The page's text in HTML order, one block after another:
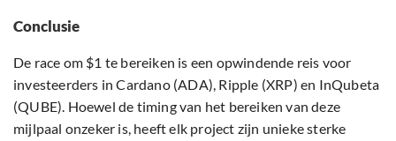
Conclusie
De race om $1 te bereiken is een opwindende reis voor
investeerders in Cardano (ADA), Ripple (XRP) en InQubeta
(QUBE). Hoewel de timing van het bereiken van deze
mijlpaal onzeker is, heeft elk project zijn unieke sterke